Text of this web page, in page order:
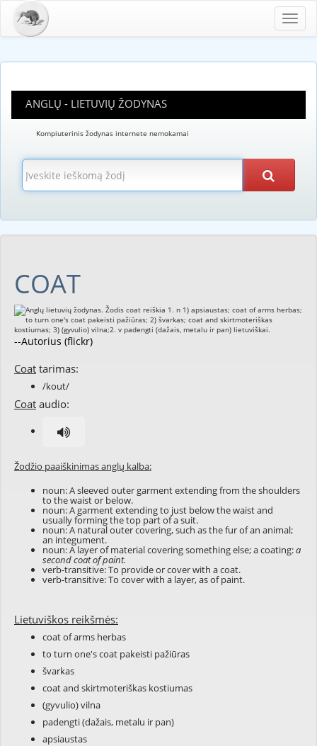
ANGLŲ - LIETUVIŲ ŽODYNAS
Kompiuterinis žodynas internete nemokamai
COAT
--Autorius (flickr)
Coat tarimas:
/kout/
Coat audio:
Žodžio paaiškinimas anglų kalba:
noun: A sleeved outer garment extending from the shoulders
to the waist or below.
noun: A garment extending to just below the waist and
usually forming the top part of a suit.
noun: A natural outer covering, such as the fur of an animal;
an integument.
noun: A layer of material covering something else; a coating:a
second coat of paint.
verb-transitive: To provide or cover with a coat.
verb-transitive: To cover with a layer, as of paint.
Lietuviškos reikšmės:
coat of arms herbas
to turn one's coat pakeisti pažiūras
švarkas
coat and skirtmoteriškas kostiumas
(gyvulio) vilna
padengti (dažais, metalu ir pan)
apsiaustas